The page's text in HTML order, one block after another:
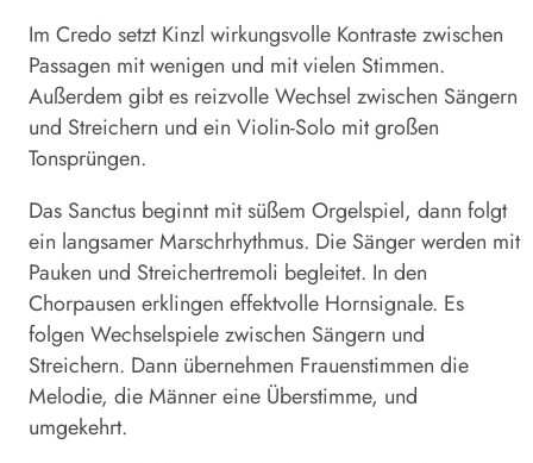
Im Credo setzt Kinzl wirkungsvolle Kontraste zwischen
Passagen mit wenigen und mit vielen Stimmen.
Außerdem gibt es reizvolle Wechsel zwischen Sängern
und Streichern und ein Violin-Solo mit großen
Tonsprüngen.
Das Sanctus beginnt mit süßem Orgelspiel, dann folgt
ein langsamer Marschrhythmus. Die Sänger werden mit
Pauken und Streichertremoli begleitet. In den
Chorpausen erklingen effektvolle Hornsignale. Es
folgen Wechselspiele zwischen Sängern und
Streichern. Dann übernehmen Frauenstimmen die
Melodie, die Männer eine Überstimme, und
umgekehrt.